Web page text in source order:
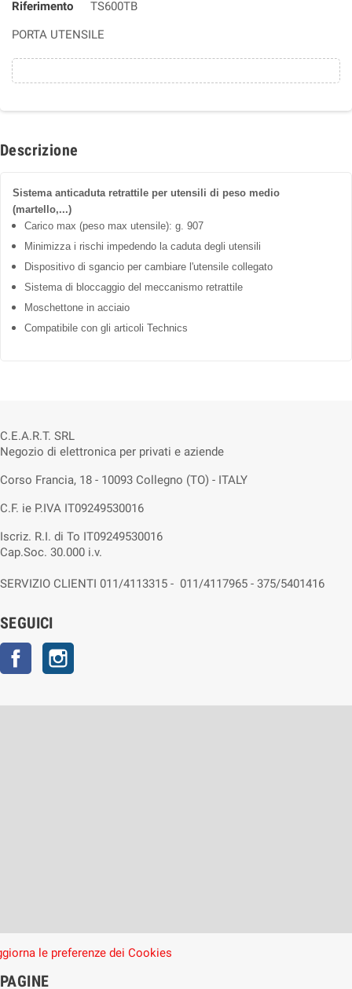
Riferimento
TS600TB
PORTA UTENSILE
Descrizione
Sistema anticaduta retrattile per utensili di peso medio
(martello,...)
Carico max (peso max utensile): g. 907
Minimizza i rischi impedendo la caduta degli utensili
Dispositivo di sgancio per cambiare l'utensile collegato
Sistema di bloccaggio del meccanismo retrattile
Moschettone in acciaio
Compatibile con gli articoli Technics
C.E.A.R.T. SRL
Negozio di elettronica per privati e aziende
Corso Francia, 18 - 10093 Collegno (TO) - ITALY
C.F. ie P.IVA IT09249530016
Iscriz. R.I. di To IT09249530016
Cap.Soc. 30.000 i.v.
SERVIZIO CLIENTI 011/4113315 - 011/4117965 - 375/5401416
SEGUICI
Facebook
le preferenze dei Cookies
PAGINE